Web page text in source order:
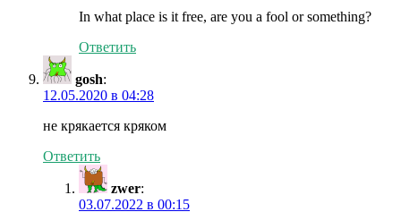
In what place is it free, are you a fool or something?
Ответить
gosh:
12.05.2020 в 04:28
не крякается кряком
Ответить
zwer:
03.07.2022 в 00:15